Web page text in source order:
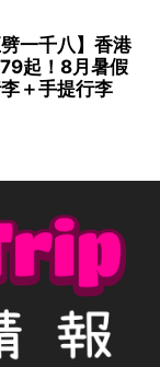
一千八】香港
起！8月暑假
＋手提行李